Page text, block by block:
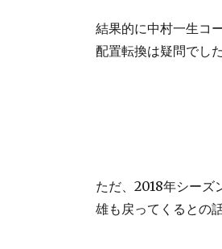
結果的に中村一生コ
配置転換は疑問でした
ただ、2018年シーズ
雄も戻ってくるとの